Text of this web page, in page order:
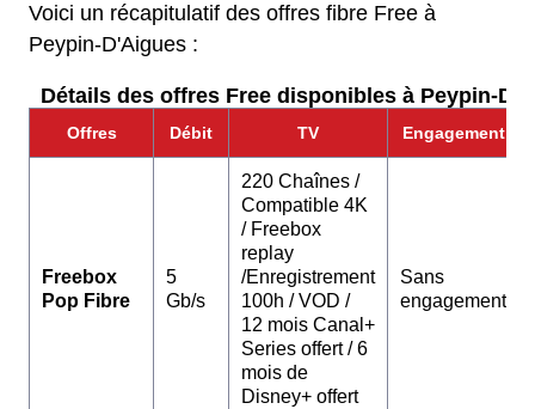
Voici un récapitulatif des offres fibre Free à
Peypin-D'Aigues :
Détails des offres Free disponibles à Peypin-
Offres Débit TV Engagement
Freebox
Pop Fibre
5
Gb/s
220 Chaînes /
Compatible 4K
/ Freebox
replay
/Enregistrement
100h / VOD /
12 mois Canal+
Series offert / 6
mois de
Disney+ offert
Sans
engagement